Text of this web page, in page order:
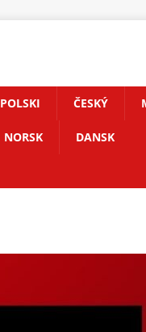
POLSKI ČESKÝ
NORSK DANSK